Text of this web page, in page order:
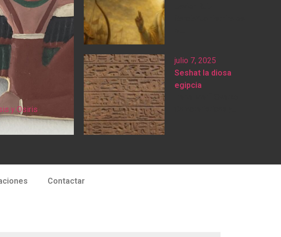
y Osiris
julio 7, 2025
Seshat la diosa
egipcia
Contactar